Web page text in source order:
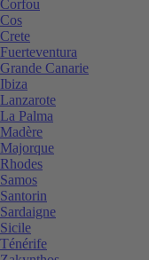
Corfou
Cos
Crete
Fuerteventura
Grande Canarie
Ibiza
Lanzarote
La Palma
Madère
Majorque
Rhodes
Samos
Santorin
Sardaigne
Sicile
Ténérife